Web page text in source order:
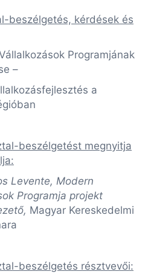
beszélgetés, kérdések és
Programjának
–
a
beszélgetést megnyitja
Levente, Modern
Programja projekt
, Magyar Kereskedelmi
beszélgetés résztvevői: